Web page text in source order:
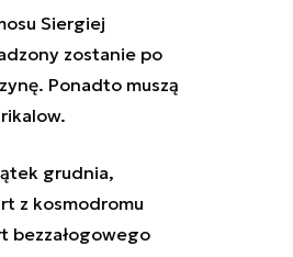
Siergiej
zostanie po
Ponadto muszą
grudnia,
z kosmodromu
bezzałogowego